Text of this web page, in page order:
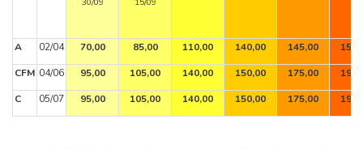
30/09
15/09
A 02/04 70,00 85,00 110,00 140,00 145,00
CFM 04/06 95,00 105,00 140,00 150,00 175,00
C
05/07 95,00 105,00 140,00 150,00 175,00